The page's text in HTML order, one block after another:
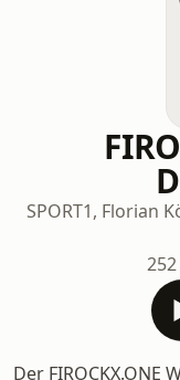
SPORT1, Florian
Der FIROCKX.ONE